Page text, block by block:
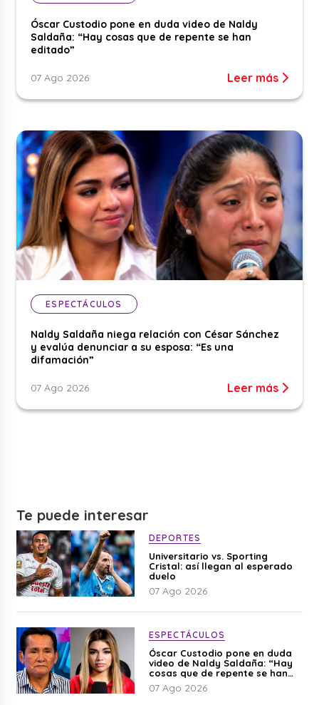
Óscar Custodio pone en duda video de Naldy
Saldaña: “Hay cosas que de repente se han
editado”
07 Ago 2026 Leer más
ESPECTÁCULOS
Naldy Saldaña niega relación con César Sánchez
y evalúa denunciar a su esposa: “Es una
difamación”
07 Ago 2026 Leer más
Te puede interesar
DEPORTES
Universitario vs. Sporting
Cristal: así llegan al esperado
duelo
07 Ago 2026
ESPECTÁCULOS
Óscar Custodio pone en duda
video de Naldy Saldaña: “Hay
cosas que de repente se han
editado”
07 Ago 2026